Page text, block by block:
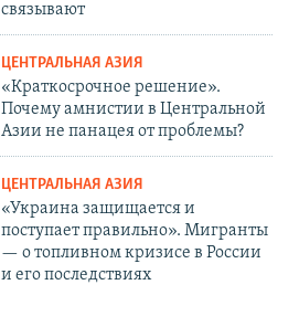
связывают
ЦЕНТРАЛЬНАЯ АЗИЯ
«Краткосрочное решение».
Почему амнистии в Центральной
Азии не панацея от проблемы?
ЦЕНТРАЛЬНАЯ АЗИЯ
«Украина защищается и
поступает правильно». Мигранты
— о топливном кризисе в России
и его последствиях